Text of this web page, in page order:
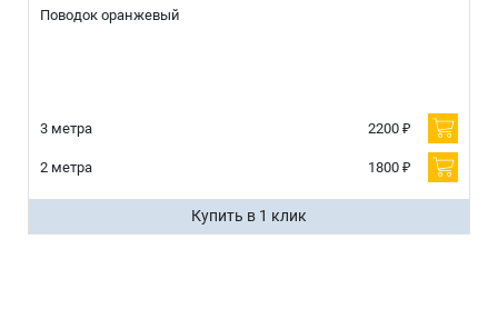
Поводок оранжевый
3 метра 2200 ₽
2 метра 1800 ₽
Купить в 1 клик